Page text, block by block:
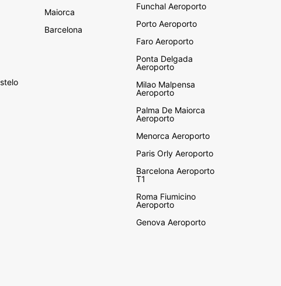
Maiorca
Barcelona
Funchal Aeroporto
Porto Aeroporto
Faro Aeroporto
Ponta Delgada
Aeroporto
Milao Malpensa
Aeroporto
Palma De Maiorca
Aeroporto
Menorca Aeroporto
Paris Orly Aeroporto
Barcelona Aeroporto
T1
Roma Fiumicino
Aeroporto
Genova Aeroporto